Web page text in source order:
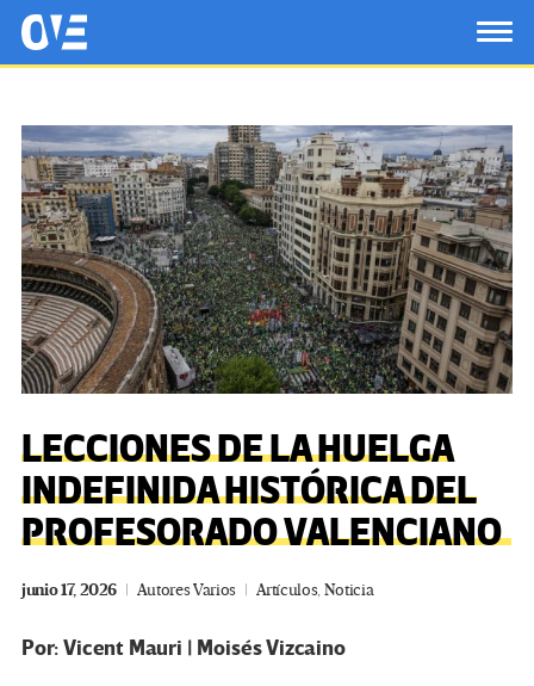
Saltar al contenido principal
OtrasVocesenEducacion.org
LECCIONES DE LA HUELGA
INDEFINIDA HISTÓRICA DEL
PROFESORADO VALENCIANO
junio 17, 2026 Autores Varios Artículos,Noticia
Por: Vicent Mauri | Moisés Vizcaino